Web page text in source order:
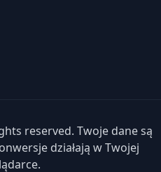
reserved. Twoje dane są
działają w Twojej